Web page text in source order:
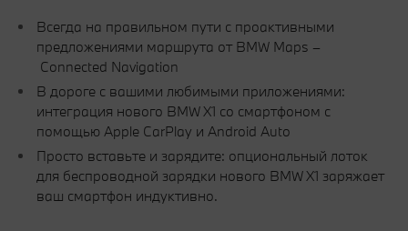
Всегда на правильном пути с проактивными
предложениями маршрута от BMW Maps –
Connected Navigation
В дороге с вашими любимыми приложениями:
интеграция нового BMW X1 со смартфоном с
помощью Apple CarPlay и Android Auto
Просто вставьте и зарядите: опциональный лоток
для беспроводной зарядки нового BMW X1 заряжает
ваш смартфон индуктивно.